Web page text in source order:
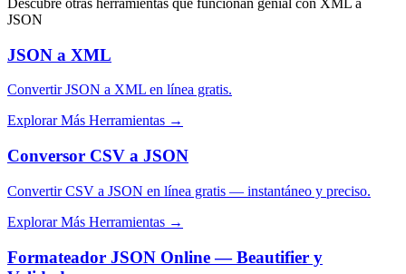
Descubre otras herramientas que funcionan genial con XML a
JSON
JSON a XML
Convertir JSON a XML en línea gratis.
Explorar Más Herramientas →
Conversor CSV a JSON
Convertir CSV a JSON en línea gratis — instantáneo y preciso.
Explorar Más Herramientas →
Formateador JSON Online — Beautifier y